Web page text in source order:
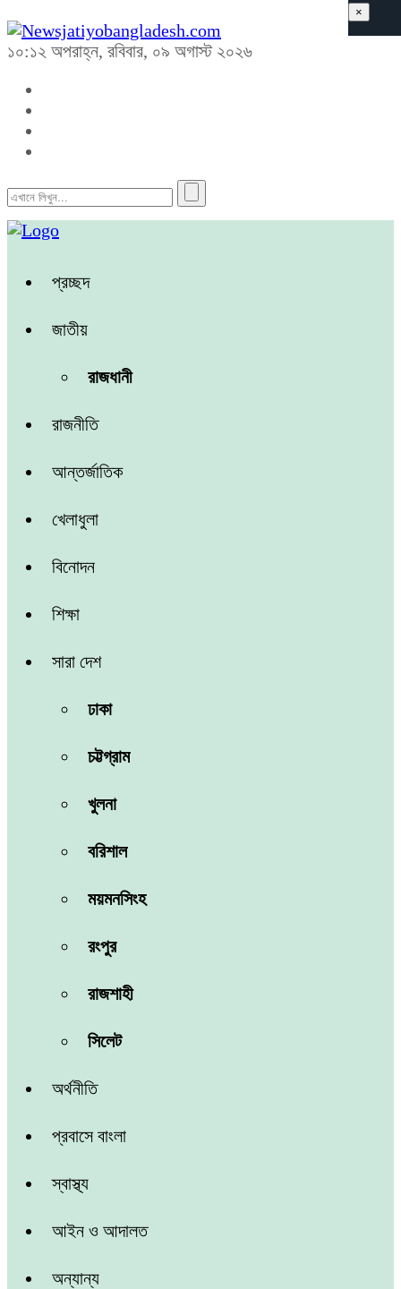
১০:১২ অপরাহ্ন, রবিবার, ০৯ অগাস্ট ২০২৬
প্রচ্ছদ
জাতীয়
রাজধানী
রাজনীতি
আন্তর্জাতিক
খেলাধুলা
বিনোদন
শিক্ষা
সারা দেশ
ঢাকা
চট্টগ্রাম
খুলনা
বরিশাল
ময়মনসিংহ
রংপুর
রাজশাহী
সিলেট
অর্থনীতি
প্রবাসে বাংলা
স্বাস্থ্য
আইন ও আদালত
অন্যান্য
×